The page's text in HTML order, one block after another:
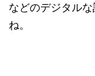
などのデジタル
ね。